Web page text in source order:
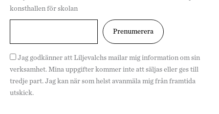
konsthallen för skolan
Jag godkänner att Liljevalchs mailar mig information om sin
verksamhet. Mina uppgifter kommer inte att säljas eller ges till
tredje part. Jag kan när som helst avanmäla mig från framtida
utskick.